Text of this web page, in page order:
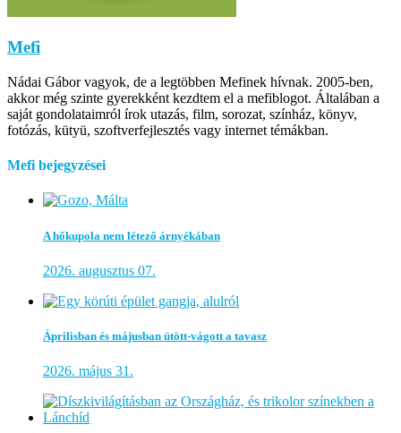
Mefi
Nádai Gábor vagyok, de a legtöbben Mefinek hívnak. 2005-ben,
akkor még szinte gyerekként kezdtem el a mefiblogot. Általában a
saját gondolataimról írok utazás, film, sorozat, színház, könyv,
fotózás, kütyü, szoftverfejlesztés vagy internet témákban.
Mefi bejegyzései
A hőkupola nem létező árnyékában
2026. augusztus 07.
Áprilisban és májusban ütött-vágott a tavasz
2026. május 31.